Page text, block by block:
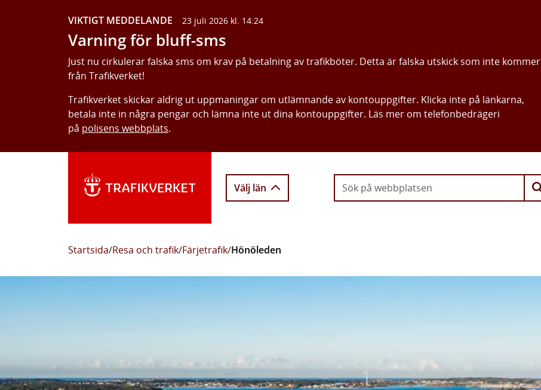
VIKTIGT MEDDELANDE 23 juli 2026 kl. 14:24
Varning för bluff-sms
Just nu cirkulerar falska sms om krav på betalning av trafikböter. Detta är falska utskick som inte kommer
från Trafikverket!
Trafikverket skickar aldrig ut uppmaningar om utlämnande av kontouppgifter. Klicka inte på länkarna,
betala inte in några pengar och lämna inte ut dina kontouppgifter. Läs mer om telefonbedrägeri
på polisens webbplats.
Välj län
Startsida/Resa och trafik/Färjetrafik/Hönöleden